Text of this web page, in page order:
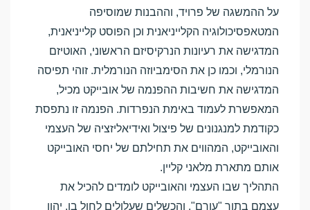
על ההמשגה של פרויד, וההבנות שמוסיפה
המטאפסיכולוגיה הקלייניאנית וכן הפוסט קלייניאנית,
המדגישה את רעיונות הנרקיסיזם הראשוני, האוטיזם
הנורמלי, וכמו כן את הסימביוזה הנורמלית. זוהי תפיסה
המדגישה את חשיבות ההפנמה של אובייקט מכיל,
המאפשרת לעמוד באימת הנפרדות. הפנמה זו נתפסת
כקודמת למנגנונים של פיצול ואידיאליזציה של העצמי
והאובייקט, המהווים את תחילתם של יחסי האובייקט
אותם מתארת מלאני קליין.
התהליך שבו העצמי והאובייקט לומדים להכיל את
עצמם בתוך "עורם", והכשלים שעלולים לחול בו, יהוו